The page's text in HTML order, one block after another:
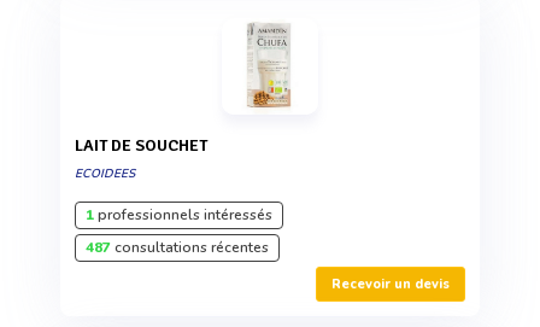
LAIT DE SOUCHET
ECOIDEES
1professionnels intéressés
487consultations récentes
Recevoir un devis